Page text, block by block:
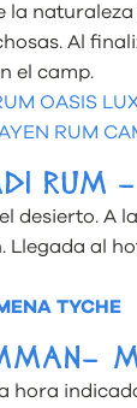
la
Al
el camp.
OASIS
RUM
RUM
desierto. A
Llegada al
TYCHE
hora